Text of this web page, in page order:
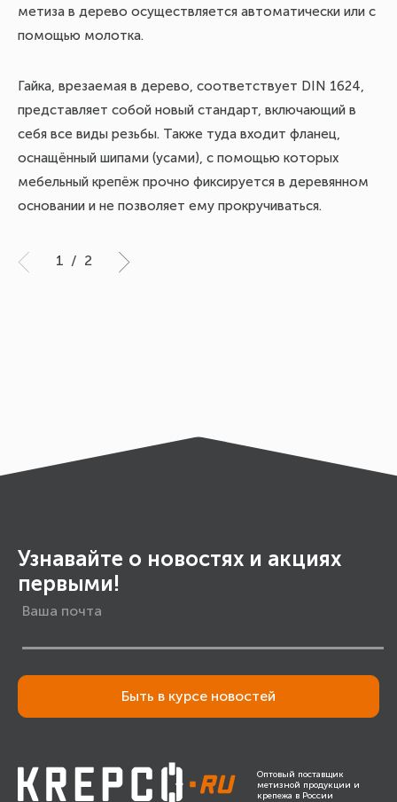
метиза в дерево осуществляется автоматически или с
помощью молотка.
Гайка, врезаемая в дерево, соответствует DIN 1624,
представляет собой новый стандарт, включающий в
себя все виды резьбы. Также туда входит фланец,
оснащённый шипами (усами), с помощью которых
мебельный крепёж прочно фиксируется в деревянном
основании и не позволяет ему прокручиваться.
1 / 2
Узнавайте о новостях и акциях
первыми!
Быть в курсе новостей
Оптовый поставщик
метизной продукции и
крепежа в России